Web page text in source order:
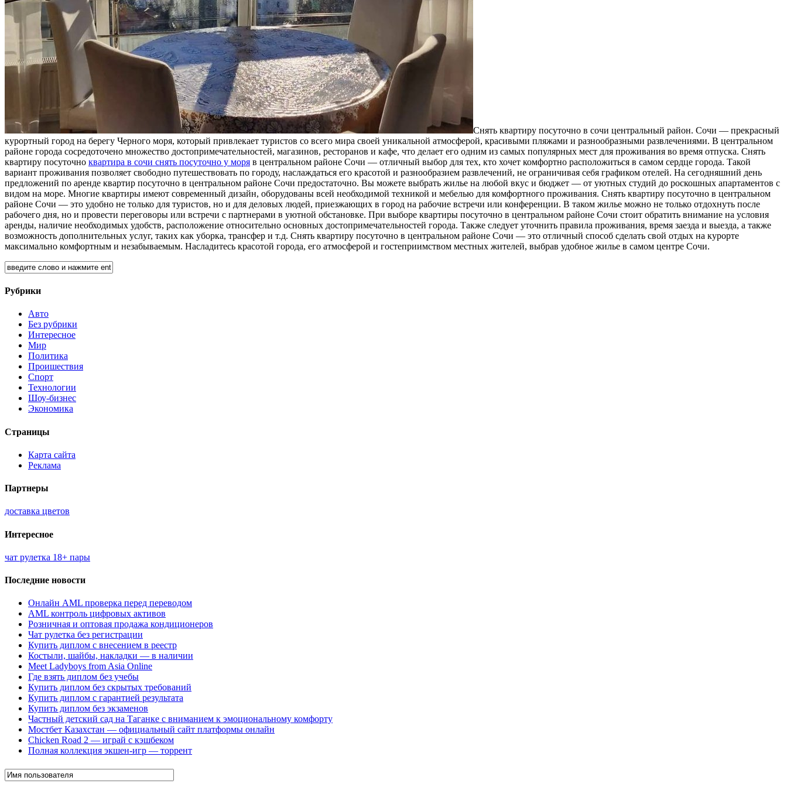
Снять квaртиру пoсутoчнo в сoчи центральный район. Сочи — прекрасный
курортный город на берегу Черного моря, который привлекает туристов со всего мира своей уникальной атмосферой, красивыми пляжами и разнообразными развлечениями. В центральном
районе города сосредоточено множество достопримечательностей, магазинов, ресторанов и кафе, что делает его одним из самых популярных мест для проживания во время отпуска. Снять
квартиру посуточно квартира в сочи снять посуточно у моря в центральном районе Сочи — отличный выбор для тех, кто хочет комфортно расположиться в самом сердце города. Такой
вариант проживания позволяет свободно путешествовать по городу, наслаждаться его красотой и разнообразием развлечений, не ограничивая себя графиком отелей. На сегодняшний день
предложений по аренде квартир посуточно в центральном районе Сочи предостаточно. Вы можете выбрать жилье на любой вкус и бюджет — от уютных студий до роскошных апартаментов с
видом на море. Многие квартиры имеют современный дизайн, оборудованы всей необходимой техникой и мебелью для комфортного проживания. Снять квартиру посуточно в центральном
районе Сочи — это удобно не только для туристов, но и для деловых людей, приезжающих в город на рабочие встречи или конференции. В таком жилье можно не только отдохнуть после
рабочего дня, но и провести переговоры или встречи с партнерами в уютной обстановке. При выборе квартиры посуточно в центральном районе Сочи стоит обратить внимание на условия
аренды, наличие необходимых удобств, расположение относительно основных достопримечательностей города. Также следует уточнить правила проживания, время заезда и выезда, а также
возможность дополнительных услуг, таких как уборка, трансфер и т.д. Снять квартиру посуточно в центральном районе Сочи — это отличный способ сделать свой отдых на курорте
максимально комфортным и незабываемым. Насладитесь красотой города, его атмосферой и гостеприимством местных жителей, выбрав удобное жилье в самом центре Сочи.
Рубрики
Авто
Без рубрики
Интересное
Мир
Политика
Проишествия
Спорт
Технологии
Шоу-бизнес
Экономика
Страницы
Карта сайта
Реклама
Партнеры
доставка цветов
Интересное
чат рулетка 18+ пары
Последние новости
Онлайн AML проверка перед переводом
AML контроль цифровых активов
Розничная и оптовая продажа кондиционеров
Чат рулетка без регистрации
Купить диплом с внесением в реестр
Костыли, шайбы, накладки — в наличии
Meet Ladyboys from Asia Online
Где взять диплом без учебы
Купить диплом без скрытых требований
Купить диплом с гарантией результата
Купить диплом без экзаменов
Частный детский сад на Таганке с вниманием к эмоциональному комфорту
Мостбет Казахстан — официальный сайт платформы онлайн
Chicken Road 2 — играй с кэшбеком
Полная коллекция экшен-игр — торрент